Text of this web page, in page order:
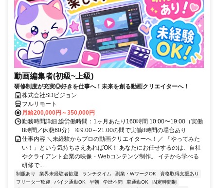
動画編集者(初級~上級)
研修制度が充実◎好きを仕事へ！未来を創る動画クリエイターへ！
株式会社SDビジョン
フルリモート
月給200,000円～350,000円
勤務時間詳細 総労働時間：1ヶ月あたり160時間 10:00〜19:00（実働
8時間／休憩60分） ※9:00～21:00の間で実働8時間の場合あり
仕事内容 ＼未経験からプロの動画クリエイターへ！／ 「やってみた
い！」という気持ちさえあればOK！ あなたにお任せするのは、自社
やクライアント企業の映像・Webコンテンツ制作。 イチから学べる
研修で...
制服あり 業界未経験者歓迎 ランチタイム 副業・WワークOK
資格取得支援あり
フリーター歓迎
バイク通勤OK 早朝 学歴不問 車通勤OK
固定時間制